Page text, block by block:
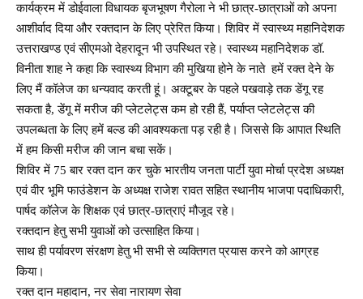
कार्यक्रम में डोईवाला विधायक बृजभूषण गैरोला ने भी छात्र-छात्राओं को अपना
आशीर्वाद दिया और रक्तदान के लिए प्रेरित किया। शिविर में स्वास्थ्य महानिदेशक
उत्तराखण्ड एवं सीएमओ देहरादून भी उपस्थित रहे। स्वास्थ्य महानिदेशक डॉ.
विनीता शाह ने कहा कि स्वास्थ्य विभाग की मुखिया होने के नाते हमें रक्त देने के
लिए मैं कॉलेज का धन्यवाद करती हूं। अक्टूबर के पहले पखवाड़े तक डेंगू रह
सकता है, डेंगू में मरीज की प्लेटलेट्स कम हो रही हैं, पर्याप्त प्लेटलेट्स की
उपलब्धता के लिए हमें बल्ड की आवश्यकता पड़ रही है। जिससे कि आपात स्थिति
में हम किसी मरीज की जान बचा सकें।
शिविर में 75 बार रक्त दान कर चुके भारतीय जनता पार्टी युवा मोर्चा प्रदेश अध्यक्ष
एवं वीर भूमि फाउंडेशन के अध्यक्ष राजेश रावत सहित स्थानीय भाजपा पदाधिकारी,
पार्षद कॉलेज के शिक्षक एवं छात्र-छात्राएं मौजूद रहे।
रक्तदान हेतु सभी युवाओं को उत्साहित किया।
साथ ही पर्यावरण संरक्षण हेतु भी सभी से व्यक्तिगत प्रयास करने को आग्रह
किया।
रक्त दान महादान, नर सेवा नारायण सेवा